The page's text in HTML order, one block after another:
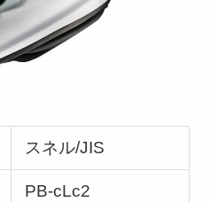
スネル/JIS
PB-cLc2